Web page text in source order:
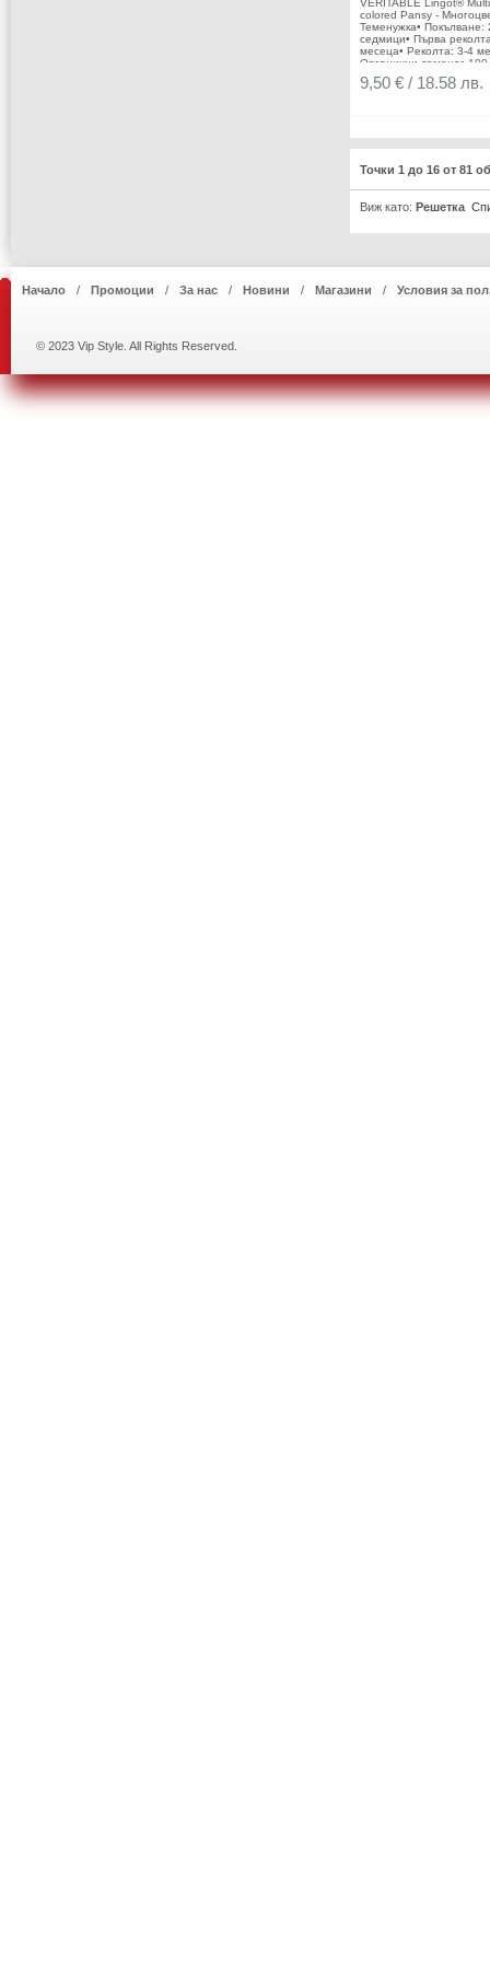
къдрав магданоз
Ръководство за
( Виж. ПРИКАЧЕНИ
ФАЙЛОВЕ )
VERITABLE Lingot® Multi
colored Pansy -
Теменужка• Покълване:
седмици• Първа
месеца• Реколта: 3-4
Органични семена• 100
биоразградим• 100 %
компостируем• Състав:
градини
VERITABLE® /
ПРИКАЧЕНИ ФАЙЛОВЕ)
9,50 € / 18.58 лв.
Точки 1 до 16 от 81
Виж като: Решетка
Начало Промоции За нас Новини Магазини Условия за
© 2023 Vip Style. All Rights Reserved.